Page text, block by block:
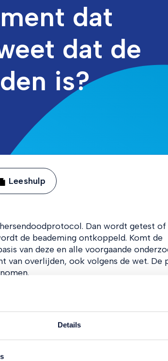
Details
dat
dat de
is?
Leeshulp
Dan wordt getest of
de beademing ontkoppeld. Komt de
van deze en alle voorgaande
van overlijden, ook volgens de wet. De